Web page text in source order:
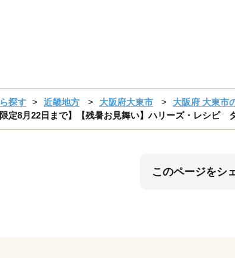
探す 近畿地方 大阪府大東市
大阪府 大東市
限定8月22日まで】【残暑お見舞い】ハリーズ・レシピ
このページをシ